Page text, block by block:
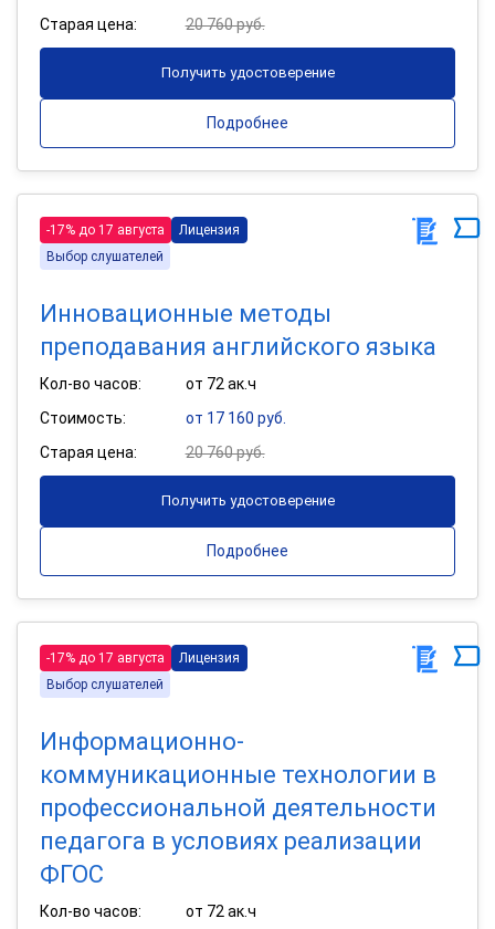
Старая цена:
20 760 руб.
Получить удостоверение
Подробнее
-17% до 17 августа
Лицензия
Выбор слушателей
Инновационные методы
преподавания английского языка
Кол-во часов:
от 72 ак.ч
Стоимость:
от 17 160 руб.
Старая цена:
20 760 руб.
Получить удостоверение
Подробнее
-17% до 17 августа
Лицензия
Выбор слушателей
Информационно-
коммуникационные технологии в
профессиональной деятельности
педагога в условиях реализации
ФГОС
Кол-во часов:
от 72 ак.ч